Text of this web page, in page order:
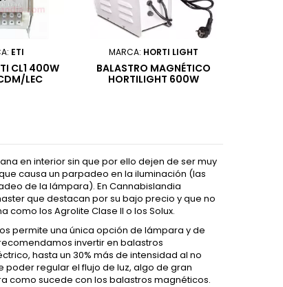
ETI
CL1 400W
LEC
MARCA: HORTI LIGHT
BALASTRO MAGNÉTICO
HORTILIGHT 600W
en interior sin que por ello dejen de ser muy
causa un parpadeo en la iluminación (las
de la lámpara). En Cannabislandia
que destacan por su bajo precio y que no
los Agrolite Clase II o los Solux.
permite una única opción de lámpara y de
invertir en balastros
hasta un 30% más de intensidad al no
regular el flujo de luz, algo de gran
como sucede con los balastros magnéticos.